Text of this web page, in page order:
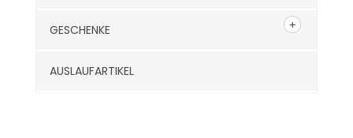
GESCHENKE
AUSLAUFARTIKEL